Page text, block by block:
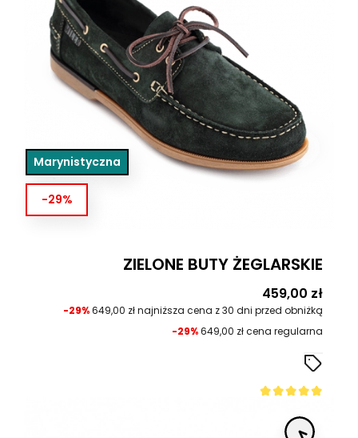
Marynistyczna
-29%
ZIELONE BUTY ŻEGLARSKIE
Cena
459,00 zł
-29%649,00 zł najniższa cena z 30 dni przed obniżką
-29%649,00 zł cena regularna